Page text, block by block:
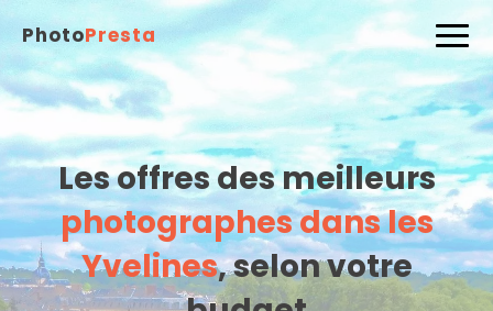
PhotoPresta
Les offres des meilleurs
photographes dans les
Yvelines, selon votre